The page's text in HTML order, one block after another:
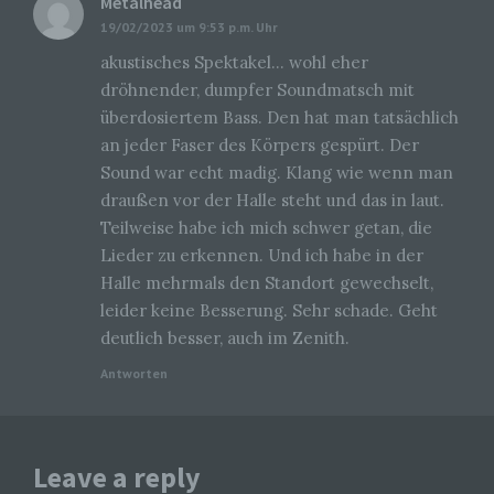
19/02/2023 um 9:53 p.m. Uhr
akustisches Spektakel… wohl eher
dröhnender, dumpfer Soundmatsch mit
überdosiertem Bass. Den hat man tatsächlich
an jeder Faser des Körpers gespürt. Der
Sound war echt madig. Klang wie wenn man
draußen vor der Halle steht und das in laut.
Teilweise habe ich mich schwer getan, die
Lieder zu erkennen. Und ich habe in der
Halle mehrmals den Standort gewechselt,
leider keine Besserung. Sehr schade. Geht
deutlich besser, auch im Zenith.
Antworten
Leave a reply
90491 Nürnberg
Deutschland
01777102175
E-Mail: info@livesound-magazine.com
Cookies / SessionStorage / LocalStorage
Die Internetseiten verwenden teilweise so genannte
Cookies, LocalStorage und SessionStorage. Dies dient
dazu, unser Angebot nutzerfreundlicher, effektiver und
sicherer zu machen. Local Storage und
SessionStorage ist eine Technologie, mit welcher ihr
Browser Daten auf Ihrem Computer oder mobilen
über einen Internetbrowser auf einem Computersystem
Zahlreiche Internetseiten und Server verwenden